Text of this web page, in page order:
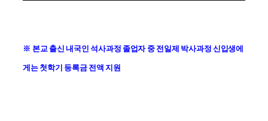
※ 본교 출신 내국인 석사과정 졸업자 중 전일제 박사과정 신입생에
게는 첫학기 등록금 전액 지원